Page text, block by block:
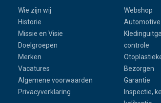
Wie zijn wij
Historie
Missie en Visie
Doelgroepen
Merken
Vacatures
Algemene voorwaarden
Privacyverklaring
Webshop
Automotive
controle
Bezorgen
Garantie
Inspectie,